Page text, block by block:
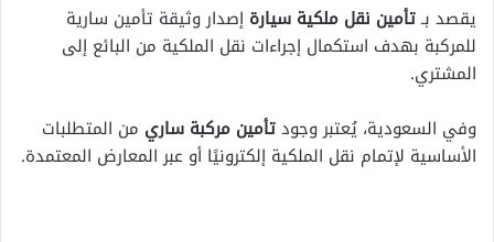
يقصد بـتأمين نقل ملكية سيارة إصدار وثيقة تأمين سارية
للمركبة بهدف استكمال إجراءات نقل الملكية من البائع إلى
المشتري.
وفي السعودية، يُعتبر وجودتأمين مركبة ساري من المتطلبات
الأساسية لإتمام نقل الملكية إلكترونيًا أو عبر المعارض المعتمدة.